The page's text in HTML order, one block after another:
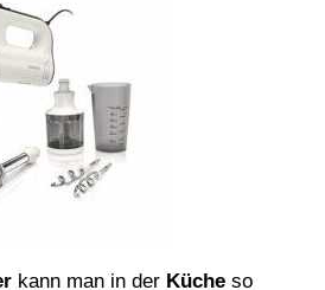
kann man in der Küche so